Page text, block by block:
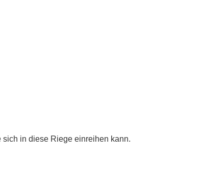
in diese Riege einreihen kann.